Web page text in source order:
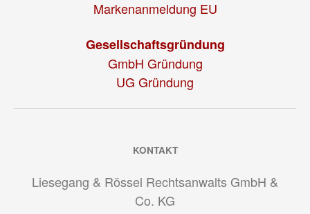
Markenanmeldung EU
Gesellschaftsgründung
GmbH Gründung
UG Gründung
KONTAKT
Liesegang & Rössel Rechtsanwalts GmbH &
Co. KG